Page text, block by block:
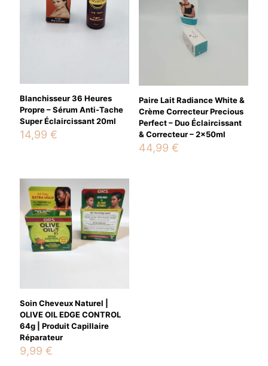
Email*
Save my name, email, and website in this browser for the
next time I comment.
Blanchisseur 36 Heures
Propre – Sérum Anti-Tache
Super Éclaircissant 20ml
14,99 €
Paire Lait Radiance White &
Crème Correcteur Precious
Perfect – Duo Éclaircissant
& Correcteur – 2x50ml
44,99 €
Soin Cheveux Naturel |
OLIVE OIL EDGE CONTROL
64g | Produit Capillaire
Réparateur
9,99 €